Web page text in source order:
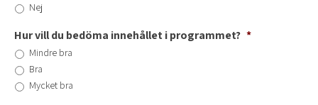
Nej
Hur vill du bedöma innehållet i programmet? *
Mindre bra
Bra
Mycket bra